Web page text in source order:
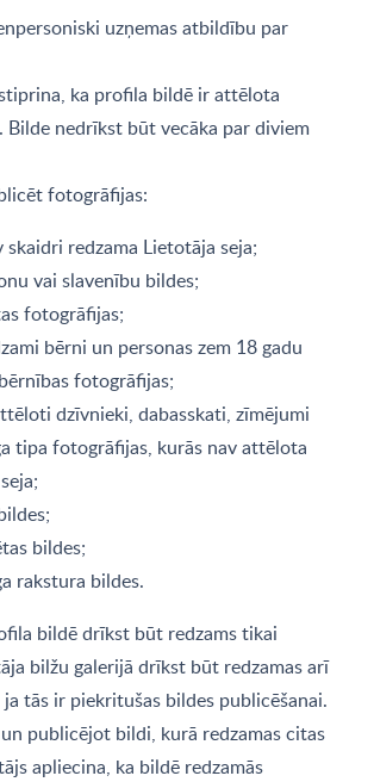
uzņemas atbildību par
ka profila bildē ir attēlota
Bilde nedrīkst būt vecāka par diviem
fotogrāfijas:
skaidri redzama Lietotāja seja;
vai slavenību bildes;
fotogrāfijas;
bērni un personas zem 18 gadu
fotogrāfijas;
dzīvnieki, dabasskati, zīmējumi
tipa fotogrāfijas, kurās nav attēlota
bildes;
rakstura bildes.
bildē drīkst būt redzams tikai
bilžu galerijā drīkst būt redzamas arī
tās ir piekritušas bildes publicēšanai.
publicējot bildi, kurā redzamas citas
apliecina, ka bildē redzamās